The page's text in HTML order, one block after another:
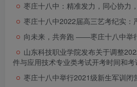
枣庄十八中：精准发力，同心协力
枣庄十八中2022届高三艺考纪实：
向未来，共奔跑 ――枣庄十八中举
山东科技职业学院发布关于调整
件与应用技术专业类考试开考时间和
枣庄十八中举行2021级新生军训闭